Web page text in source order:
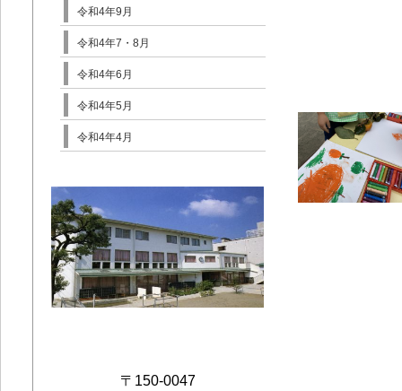
令和4年9月
令和4年7・8月
令和4年6月
令和4年5月
令和4年4月
〒150-0047